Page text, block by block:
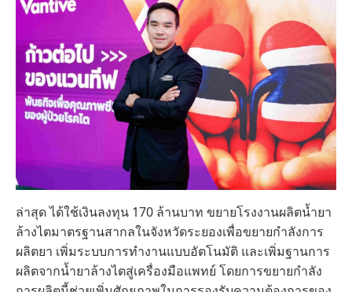
ล่าสุด ได้ใช้เงินลงทุน 170 ล้านบาท ขยายโรงงานผลิตน้ำยา
ล้างไตมาตรฐานสากลในจังหวัดระยองเพื่อขยายกำลังการ
ผลิตยา เพิ่มระบบการทำงานแบบอัตโนมัติ และเพิ่มฐานการ
ผลิตจากน้ำยาล้างไตสู่เครื่องมือแพทย์ โดยการขยายกำลัง